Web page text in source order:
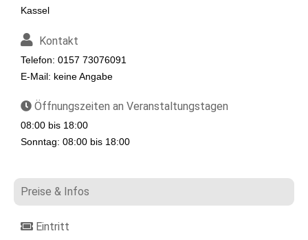
Kassel
Kontakt
Telefon: 0157 73076091
E-Mail: keine Angabe
Öffnungszeiten an Veranstaltungstagen
08:00 bis 18:00
Sonntag: 08:00 bis 18:00
Preise & Infos
Eintritt